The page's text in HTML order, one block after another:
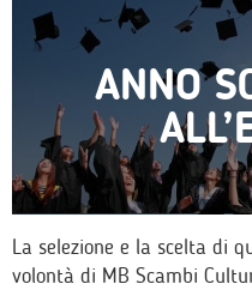
ANNO
La selezione e la scelta di
volontà di MB Scambi